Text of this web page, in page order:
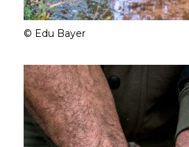
© Edu Bayer